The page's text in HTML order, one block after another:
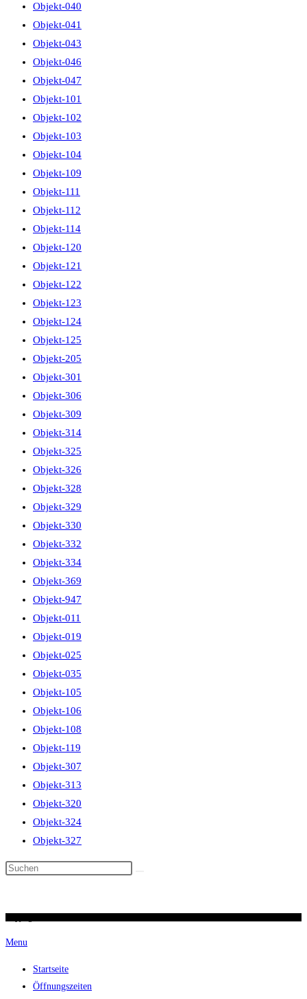
Objekt-040
Objekt-041
Objekt-043
Objekt-046
Objekt-047
Objekt-101
Objekt-102
Objekt-103
Objekt-104
Objekt-109
Objekt-111
Objekt-112
Objekt-114
Objekt-120
Objekt-121
Objekt-122
Objekt-123
Objekt-124
Objekt-125
Objekt-205
Objekt-301
Objekt-306
Objekt-309
Objekt-314
Objekt-325
Objekt-326
Objekt-328
Objekt-329
Objekt-330
Objekt-332
Objekt-334
Objekt-369
Objekt-947
Objekt-011
Objekt-019
Objekt-025
Objekt-035
Objekt-105
Objekt-106
Objekt-108
Objekt-119
Objekt-307
Objekt-313
Objekt-320
Objekt-324
Objekt-327
Diese
Menu
Startseite
Öffnungszeiten